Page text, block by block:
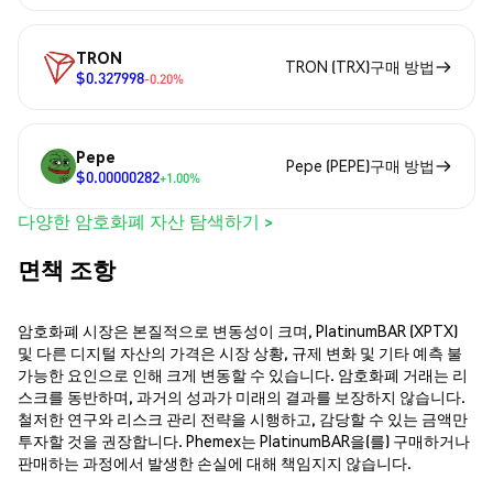
TRON
$0.327998-0.20%
TRON (TRX)구매 방법
Pepe
$0.00000282+1.00%
Pepe (PEPE)구매 방법
다양한 암호화폐 자산 탐색하기 >
면책 조항
암호화폐 시장은 본질적으로 변동성이 크며, PlatinumBAR (XPTX)
및 다른 디지털 자산의 가격은 시장 상황, 규제 변화 및 기타 예측 불
가능한 요인으로 인해 크게 변동할 수 있습니다. 암호화폐 거래는 리
스크를 동반하며, 과거의 성과가 미래의 결과를 보장하지 않습니다.
철저한 연구와 리스크 관리 전략을 시행하고, 감당할 수 있는 금액만
투자할 것을 권장합니다. Phemex는 PlatinumBAR을(를) 구매하거나
판매하는 과정에서 발생한 손실에 대해 책임지지 않습니다.